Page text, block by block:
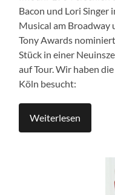
Bacon und Lori Singer
Musical am Broadway
Tony Awards
Stück in einer
auf Tour. Wir haben
Köln besucht:
Weiterlesen